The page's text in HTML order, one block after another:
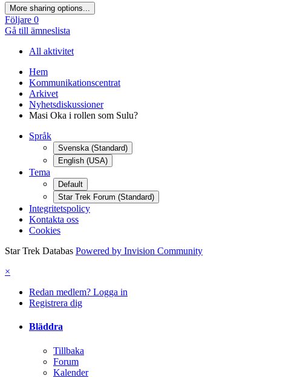
More sharing options...
Följare 0
Gå till ämneslista
All aktivitet
Hem
Kommunikationscentrat
Arkivet
Nyhetsdiskussioner
Masi Oka i rollen som Sulu?
Språk
Svenska (Standard)
English (USA)
Tema
Default
Star Trek Forum (Standard)
Integritetspolicy
Kontakta oss
Cookies
Star Trek Databas Powered by Invision Community
×
Redan medlem? Logga in
Registrera dig
Bläddra
Tillbaka
Forum
Kalender